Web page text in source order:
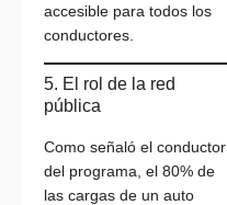
accesible para todos los
conductores.
5. El rol de la red
pública
Como señaló el conductor
del programa, el 80% de
las cargas de un auto